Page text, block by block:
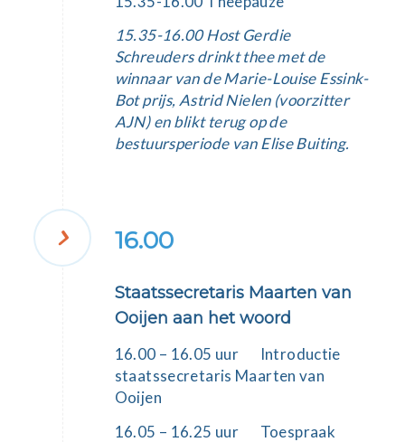
15.35-16.00Host Gerdie
Schreuders drinkt thee met de
winnaar van de Marie-Louise Essink-
Bot prijs, Astrid Nielen (voorzitter
AJN) en blikt terug op de
bestuursperiode van Elise Buiting.
16.00
Staatssecretaris Maarten van
Ooijen aan het woord
16.00 – 16.05 uur Introductie
staatssecretaris Maarten van
Ooijen
16.05 – 16.25 uur Toespraak